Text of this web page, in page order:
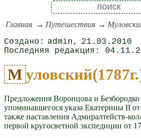
Главная Путешествия
admin
21.03.2010
Предложения Воронцова и Безбородко
упоминавшегося указа Екатерины II от
также наставления Адмиралтейств-
первой кругосветной экспедиции от